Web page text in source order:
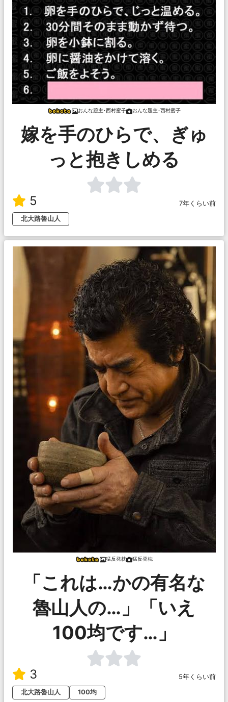
おんな題主･西村蜜子 おんな題主･西村蜜子
嫁を手のひらで、ぎゅ
っと抱きしめる
5
7年くらい前
北大路魯山人
猛反発枕 猛反発枕
「これは…かの有名な
魯山人の…」「いえ
100均です…」
3
5年くらい前
北大路魯山人
100均